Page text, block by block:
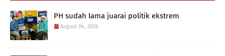
PH sudah lama juarai politik ekstrem
August 04, 2026